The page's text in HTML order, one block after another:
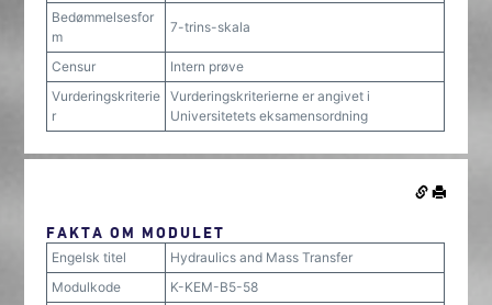
Bedømmelsesfor
m
7-trins-skala
Censur
Intern prøve
Vurderingskriterie
r
Vurderingskriterierne er angivet i
Universitetets eksamensordning
FAKTA OM MODULET
Engelsk titel
Hydraulics and Mass Transfer
Modulkode
K-KEM-B5-58